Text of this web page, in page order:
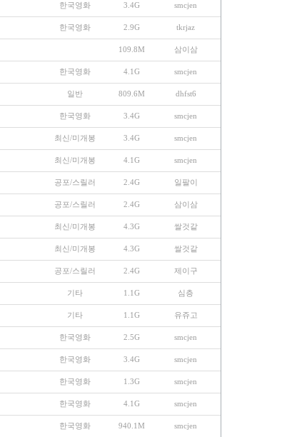
한국영화 3.4G smcjen
한국영화 2.9G tkrjaz
109.8M 삼이삼
한국영화 4.1G smcjen
일반 809.6M dhfst6
한국영화 3.4G smcjen
최신/미개봉 3.4G smcjen
최신/미개봉 4.1G smcjen
공포/스릴러 2.4G 일팔이
공포/스릴러 2.4G 삼이삼
최신/미개봉 4.3G 쌀것같
최신/미개봉 4.3G 쌀것같
공포/스릴러 2.4G 제이구
기타 1.1G 심층
기타 1.1G 유쥬고
한국영화 2.5G smcjen
한국영화 3.4G smcjen
한국영화 1.3G smcjen
한국영화 4.1G smcjen
한국영화 940.1M smcjen